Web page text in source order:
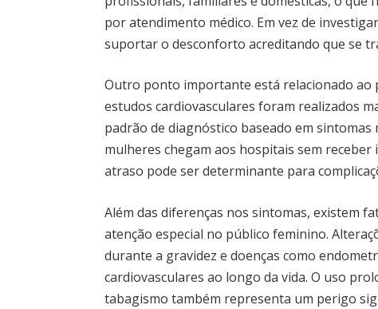
por atendimento médico. Em vez de
suportar o desconforto acreditando que se
Outro ponto importante está relacionado ao
estudos cardiovasculares foram realizados
padrão de diagnóstico baseado em sintomas
mulheres chegam aos hospitais sem
atraso pode ser determinante para
Além das diferenças nos sintomas, existem
atenção especial no público feminino.
durante a gravidez e doenças como
cardiovasculares ao longo da vida. O uso
tabagismo também representa um perigo